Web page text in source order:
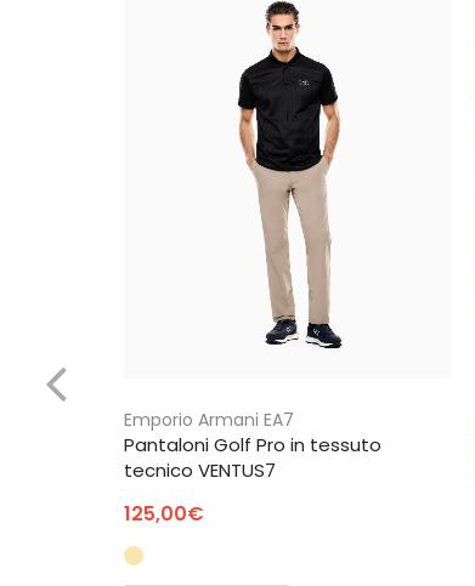
Emporio Armani EA7
Pantaloni Golf Pro in tessuto
tecnico VENTUS7
125,00€